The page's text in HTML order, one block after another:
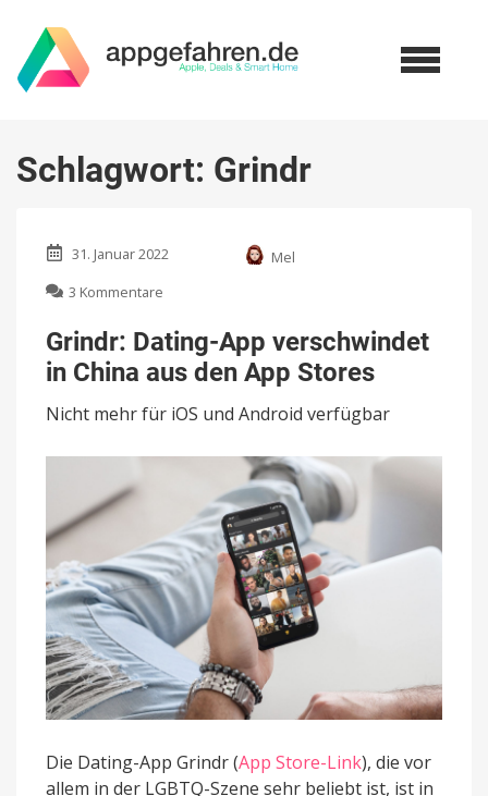
Schlagwort: Grindr
31. Januar 2022
Mel
3 Kommentare
Dating-
App
verschwindet
China
den
Grindr: Dating-App verschwindet
in China aus den App Stores
Nicht mehr für iOS und Android verfügbar
Die Dating-App Grindr (App Store-Link), die vor
allem in der LGBTQ-Szene sehr beliebt ist, ist in